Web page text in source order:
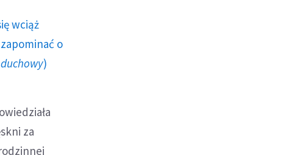
wciąż
o
)
za